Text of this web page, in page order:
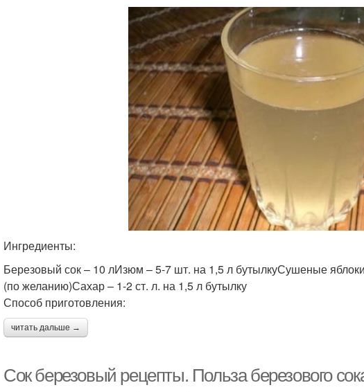
Ингредиенты:
Березовый сок – 10 лИзюм – 5-7 шт. на 1,5 л бутылкуСушеные
(по желанию)Сахар – 1-2 ст. л. на 1,5 л бутылку
Способ приготовления:
читать дальше →
Сок березовый рецепты. Польза березового